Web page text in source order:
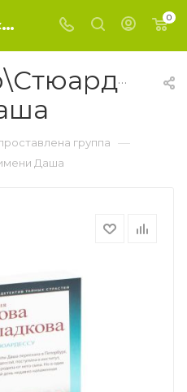
Купить книгу «мДетТайСтр\Стюардесса по имени Даша» 2021, Жукова-Гладкова М. - Не проставлена группа 0
группа —
Даша